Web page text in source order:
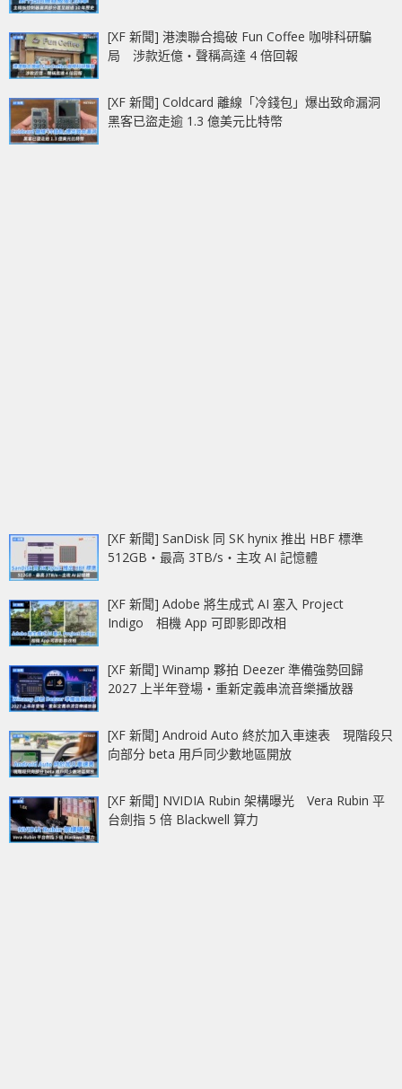
[XF 新聞] 港澳聯合搗破 Fun Coffee 咖啡科研騙
局 涉款近億‧聲稱高達 4 倍回報
[XF 新聞] Coldcard 離線「冷錢包」爆出致命漏洞
黑客已盜走逾 1.3 億美元比特幣
[XF 新聞] SanDisk 同 SK hynix 推出 HBF 標準
512GB‧最高 3TB/s‧主攻 AI 記憶體
[XF 新聞] Adobe 將生成式 AI 塞入 Project
Indigo 相機 App 可即影即改相
[XF 新聞] Winamp 夥拍 Deezer 準備強勢回歸
2027 上半年登場‧重新定義串流音樂播放器
[XF 新聞] Android Auto 終於加入車速表 現階段只
向部分 beta 用戶同少數地區開放
[XF 新聞] NVIDIA Rubin 架構曝光 Vera Rubin 平
台劍指 5 倍 Blackwell 算力